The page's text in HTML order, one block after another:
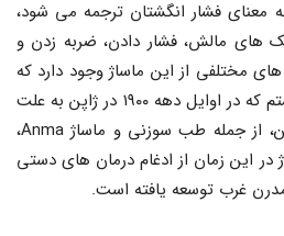
معنای فشار انگشتان ترجمه می شود،
های مالش، فشار دادن، ضربه زدن و
از این ماساژ وجود دارد که
همه آن ها در یکی از ۳ سیستم که در اوایل دهه ۱۹۰۰ در ژاپن به علت
تجدید درمان طب سنتی ژاپن، از جمله طب سوزنی و ماساژ Anma،
این زمان از ادغام درمان های دستی
غرب توسعه یافته است.